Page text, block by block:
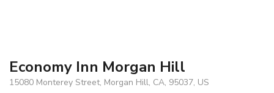
Economy Inn Morgan Hill
15080 Monterey Street, Morgan Hill, CA, 95037, US